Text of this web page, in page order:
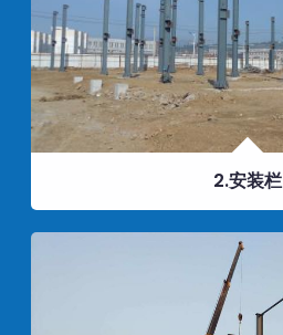
2.安装栏